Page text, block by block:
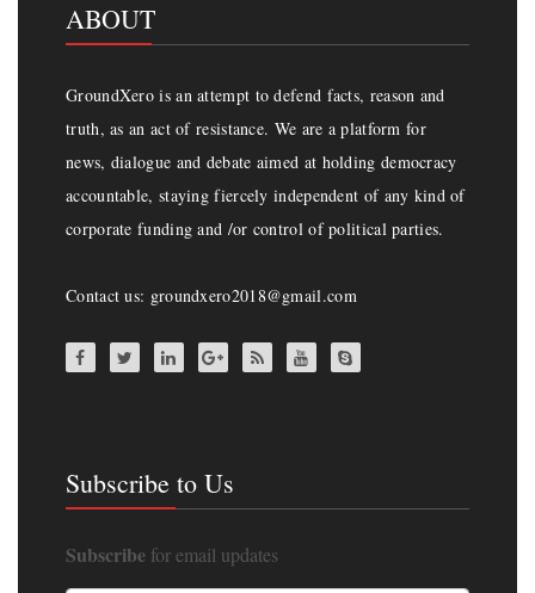
ABOUT
GroundXero is an attempt to defend facts, reason and
truth, as an act of resistance. We are a platform for
news, dialogue and debate aimed at holding democracy
accountable, staying fiercely independent of any kind of
corporate funding and /or control of political parties.
Contact us: groundxero2018@gmail.com
Subscribe to Us
Subscribe for email updates